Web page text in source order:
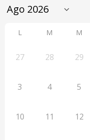
L M M
27 28 29
3 4 5
10 11 12